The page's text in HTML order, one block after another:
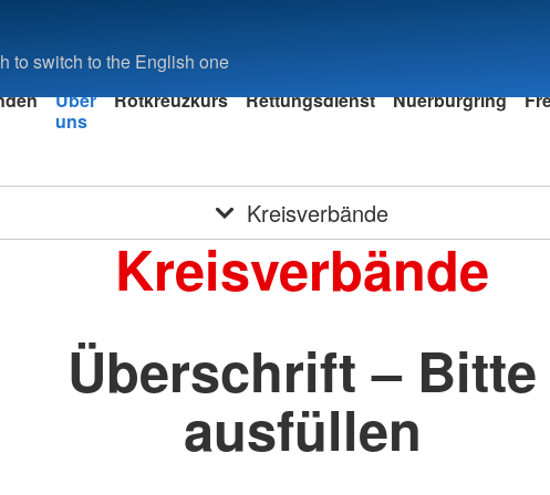
to switch to the English one
Über
uns
Rotkreuzkurs Rettungsdienst Nuerburgring
Kreisverbände
Kreisverbände
Überschrift – Bitte
ausfüllen